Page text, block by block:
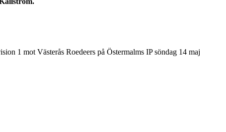
1 mot Västerås Roedeers på Östermalms IP söndag 14 maj